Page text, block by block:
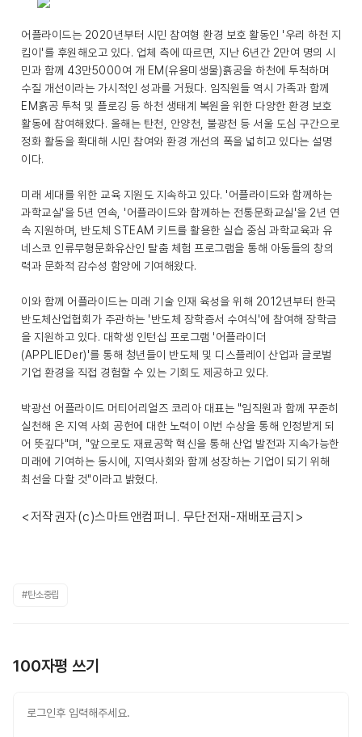
어플라이드는 2020년부터 시민 참여형 환경 보호 활동인 '우리 하천 지
킴이'를 후원해오고 있다. 업체 측에 따르면, 지난 6년간 2만여 명의 시
민과 함께 43만5000여 개 EM(유용미생물)흙공을 하천에 투척하며
수질 개선이라는 가시적인 성과를 거뒀다. 임직원들 역시 가족과 함께
EM흙공 투척 및 플로깅 등 하천 생태계 복원을 위한 다양한 환경 보호
활동에 참여해왔다. 올해는 탄천, 안양천, 불광천 등 서울 도심 구간으로
정화 활동을 확대해 시민 참여와 환경 개선의 폭을 넓히고 있다는 설명
이다.
미래 세대를 위한 교육 지원도 지속하고 있다. '어플라이드와 함께하는
과학교실'을 5년 연속, '어플라이드와 함께하는 전통문화교실'을 2년 연
속 지원하며, 반도체 STEAM 키트를 활용한 실습 중심 과학교육과 유
네스코 인류무형문화유산인 탈춤 체험 프로그램을 통해 아동들의 창의
력과 문화적 감수성 함양에 기여해왔다.
이와 함께 어플라이드는 미래 기술 인재 육성을 위해 2012년부터 한국
반도체산업협회가 주관하는 '반도체 장학증서 수여식'에 참여해 장학금
을 지원하고 있다. 대학생 인턴십 프로그램 '어플라이더
(APPLIEDer)'를 통해 청년들이 반도체 및 디스플레이 산업과 글로벌
기업 환경을 직접 경험할 수 있는 기회도 제공하고 있다.
박광선 어플라이드 머티어리얼즈 코리아 대표는 "임직원과 함께 꾸준히
실천해 온 지역 사회 공헌에 대한 노력이 이번 수상을 통해 인정받게 되
어 뜻깊다"며, "앞으로도 재료공학 혁신을 통해 산업 발전과 지속가능한
미래에 기여하는 동시에, 지역사회와 함께 성장하는 기업이 되기 위해
최선을 다할 것"이라고 밝혔다.
<저작권자(c)스마트앤컴퍼니. 무단전재-재배포금지>
#탄소중립
100자평 쓰기